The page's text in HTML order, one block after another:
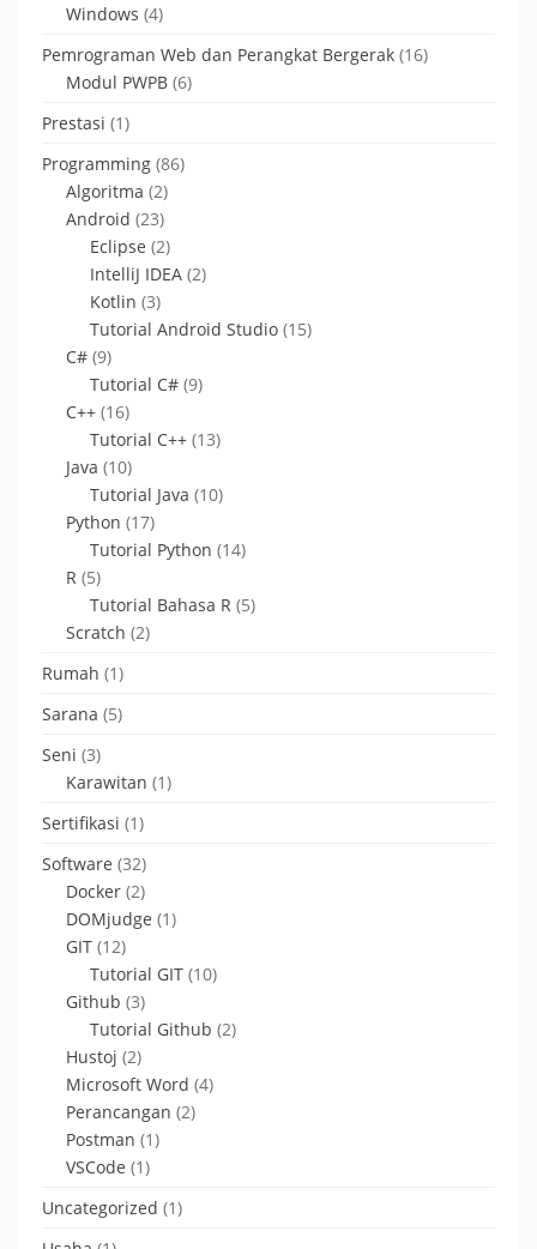
Windows (4)
Pemrograman Web dan Perangkat Bergerak (16)
Modul PWPB (6)
Prestasi (1)
Programming (86)
Algoritma (2)
Android (23)
Eclipse (2)
IntelliJ IDEA (2)
Kotlin (3)
Tutorial Android Studio (15)
C# (9)
Tutorial C# (9)
C++ (16)
Tutorial C++ (13)
Java (10)
Tutorial Java (10)
Python (17)
Tutorial Python (14)
R (5)
Tutorial Bahasa R (5)
Scratch (2)
Rumah (1)
Sarana (5)
Seni (3)
Karawitan (1)
Sertifikasi (1)
Software (32)
Docker (2)
DOMjudge (1)
GIT (12)
Tutorial GIT (10)
Github (3)
Tutorial Github (2)
Hustoj (2)
Microsoft Word (4)
Perancangan (2)
Postman (1)
VSCode (1)
Uncategorized (1)